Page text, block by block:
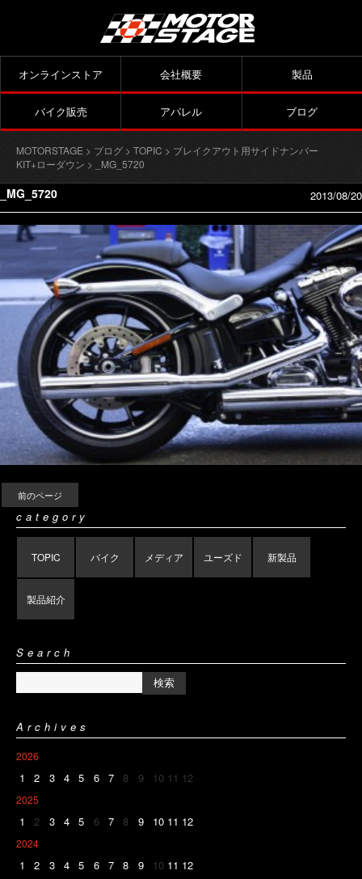
オンラインストア 会社概要 製品
バイク販売 アパレル ブログ
MOTORSTAGE > ブログ > TOPIC > ブレイクアウト用サイドナンバー
KIT+ローダウン > _MG_5720
_MG_5720 2013/08/20
前のページ
category
TOPIC バイク メディア ユーズド 新製品
製品紹介
Search
Archives
2026
1 2 3 4 5 6 7 8 9 10 11 12
2025
1 2 3 4 5 6 7 8 9 10 11 12
2024
1 2 3 4 5 6 7 8 9 10 11 12